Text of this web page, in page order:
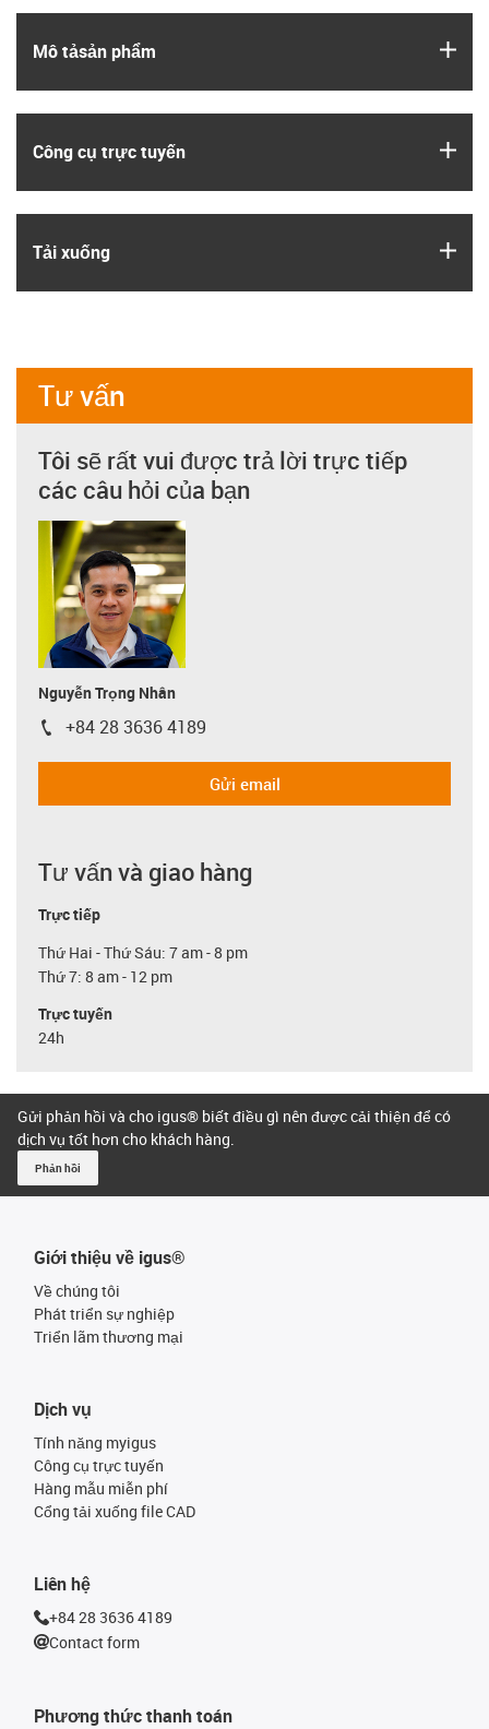
Mô tả­sản phẩm
Công cụ trực tuyến
Tải xuống
Tư vấn
Tôi sẽ rất vui được trả lời trực tiếp
các câu hỏi của bạn
Nguyễn Trọng Nhân
igus-icon-phone
+84 28 3636 4189
Gửi email
Tư vấn và giao hàng
Trực tiếp
Thứ Hai - Thứ Sáu: 7 am - 8 pm
Thứ 7: 8 am - 12 pm
Trực tuyến
24h
Gửi phản hồi và cho igus® biết điều gì nên được cải thiện để có
dịch vụ tốt hơn cho khách hàng.
Phản hồi
Giới thiệu về igus®
Về chúng tôi
Phát triển sự nghiệp
Triển lãm thương mại
Phương thức thanh toán
Dịch vụ
Tính năng myigus
Công cụ trực tuyến
Hàng mẫu miễn phí
Cổng tải xuống file CAD
Liên hệ
+84 28 3636 4189
Contact form